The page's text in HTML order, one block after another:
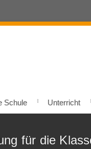
Schule Unterricht
für die